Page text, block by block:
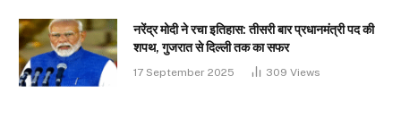
नरेंद्र मोदी ने रचा इतिहास: तीसरी बार प्रधानमंत्री पद की
शपथ, गुजरात से दिल्ली तक का सफर
17 September 2025 309 Views